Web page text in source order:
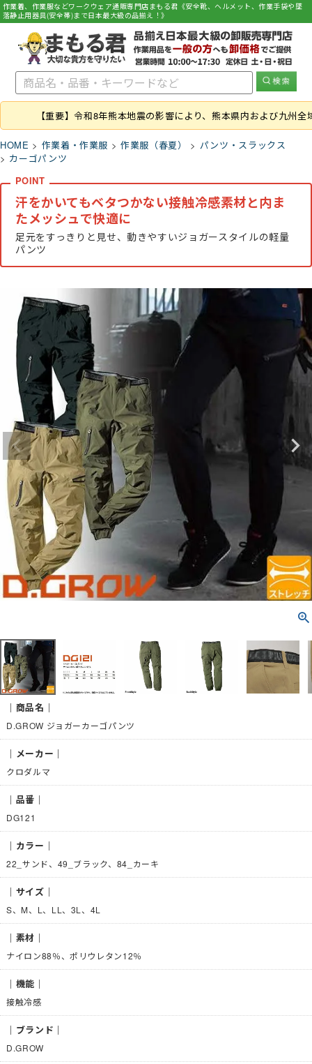
作業着、作業服などワークウェア通販専門店まもる君《安全靴、ヘルメット、作業手袋や墜
落静止用器具(安全帯)まで日本最大級の品揃え！》
【重要】令和8年熊本地震の影響により、熊本県内および九州
HOME 作業着・作業服 作業服（春夏）
パンツ・スラックス
カーゴパンツ
汗をかいてもベタつかない接触冷感素材と内ま
たメッシュで快適に
足元をすっきりと見せ、動きやすいジョガースタイルの軽量
パンツ
｜商品名｜
D.GROW ジョガーカーゴパンツ
｜メーカー｜
クロダルマ
｜品番｜
DG121
｜カラー｜
22_サンド、49_ブラック、84_カーキ
｜サイズ｜
S、M、L、LL、3L、4L
｜素材｜
ナイロン88％、ポリウレタン12％
｜機能｜
接触冷感
｜ブランド｜
D.GROW